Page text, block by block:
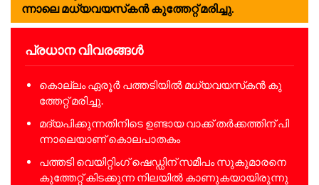
ന്നാ​ലെ മ​ധ്യ​വ​യ​സ്‌​ക​ന്‍ കു​ത്തേ​റ്റ് മ​രി​ച്ചു.​
പ്രധാന വിവരങ്ങൾ
കൊ​ല്ലം ഏ​രൂ​ര്‍ പ​ത്ത​ടി​യി​ൽ മ​ധ്യ​വ​യ​സ്‌​ക​ന്‍ കു​
ത്തേ​റ്റ് മ​രി​ച്ചു.​
മ​ദ്യ​പി​ക്കു​ന്ന​തി​നി​ടെ ഉ​ണ്ടാ​യ വാ​ക്ക് ത​ര്‍​ക്ക​ത്തി​ന് പി​
ന്നാ​ലെയാണ് കൊലപാതകം
പ​ത്ത​ടി വെ​യി​റ്റിം​ഗ് ഷെ​ഡ്ഡി​ന് സ​മീ​പം സു​കു​മാ​ര​നെ
കു​ത്തേ​റ്റ് കി​ട​ക്കു​ന്ന നി​ല​യി​ല്‍ കാ​ണു​ക​യാ​യി​രു​ന്നു​